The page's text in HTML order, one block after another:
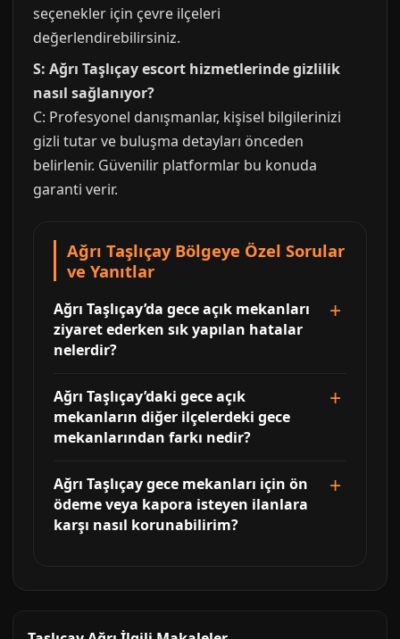
seçenekler için çevre ilçeleri
değerlendirebilirsiniz.
S: Ağrı Taşlıçay escort hizmetlerinde gizlilik
nasıl sağlanıyor?
C: Profesyonel danışmanlar, kişisel bilgilerinizi
gizli tutar ve buluşma detayları önceden
belirlenir. Güvenilir platformlar bu konuda
garanti verir.
Ağrı Taşlıçay Bölgeye Özel Sorular
ve Yanıtlar
Ağrı Taşlıçay’da gece açık mekanları
ziyaret ederken sık yapılan hatalar
nelerdir?
Ağrı Taşlıçay’daki gece açık
mekanların diğer ilçelerdeki gece
mekanlarından farkı nedir?
Ağrı Taşlıçay gece mekanları için ön
ödeme veya kapora isteyen ilanlara
karşı nasıl korunabilirim?